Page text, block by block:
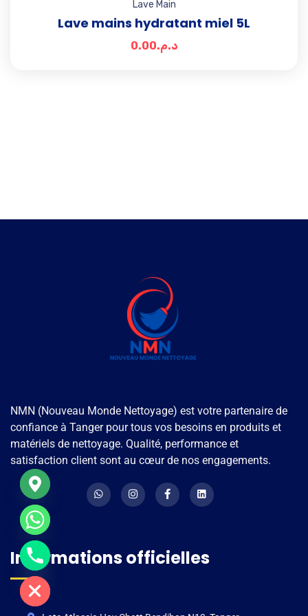
Lave Main
Lave mains hydratant miel 5L
د.م.0.00
NMN (Nouveau Monde Nettoyage) est votre partenaire de
confiance à Tanger pour tous vos besoins en produits et
matériels de nettoyage. Qualité, performance et
satisfaction client sont au cœur de nos engagements.
Informations officielles
chaty